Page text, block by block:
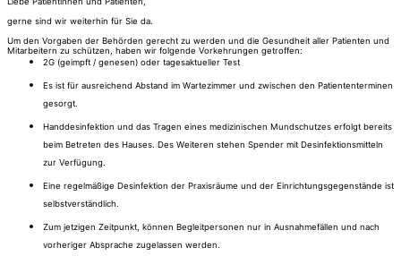
gerne sind wir weiterhin für Sie da.
Um den Vorgaben der Behörden gerecht zu werden und die Gesundheit aller Patienten und
Mitarbeitern zu schützen, haben wir folgende Vorkehrungen getroffen:
2G (geimpft / genesen) oder tagesaktueller Test
Es ist für ausreichend Abstand im Wartezimmer und zwischen den Patiententerminen
gesorgt.
Handdesinfektion und das Tragen eines medizinischen Mundschutzes erfolgt bereits
beim Betreten des Hauses. Des Weiteren stehen Spender mit Desinfektionsmitteln
zur Verfügung.
Eine regelmäßige Desinfektion der Praxisräume und der Einrichtungsgegenstände ist
selbstverständlich.
Zum jetzigen Zeitpunkt, können Begleitpersonen nur in Ausnahmefällen und nach
vorheriger Absprache zugelassen werden.​